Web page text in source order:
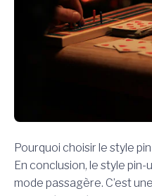
Pourquoi choisir le style
En conclusion, le style pin-
mode passagère. C’est